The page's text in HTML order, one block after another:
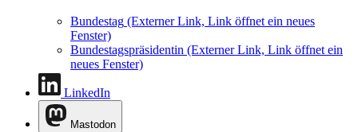
Bundestag (Externer Link, Link öffnet ein neues
Fenster)
Bundestagspräsidentin (Externer Link, Link öffnet ein
neues Fenster)
LinkedIn
Mastodon